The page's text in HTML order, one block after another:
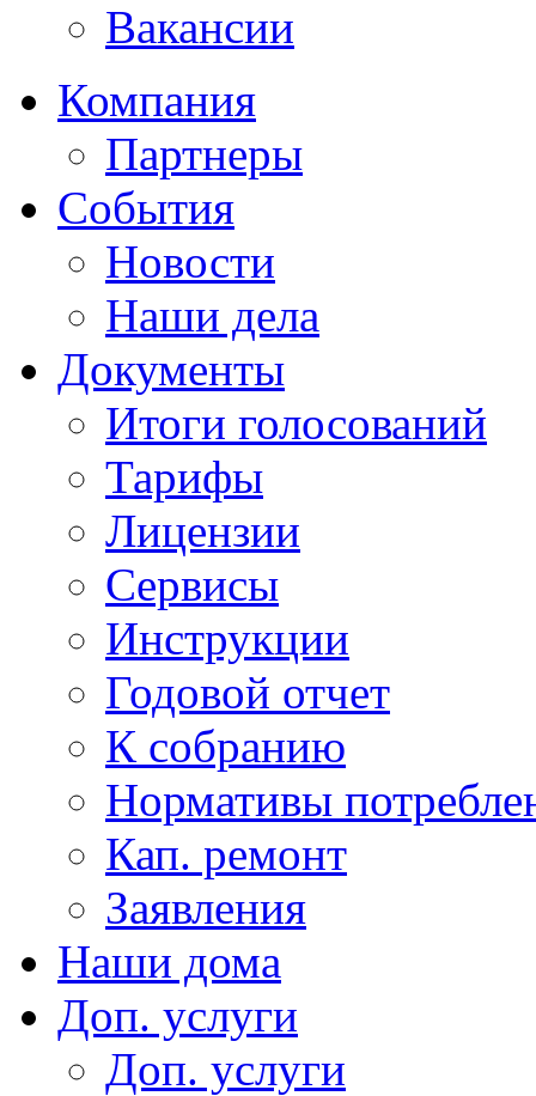
Вакансии
Компания
Партнеры
События
Новости
Наши дела
Документы
Итоги голосований
Тарифы
Лицензии
Сервисы
Инструкции
Годовой отчет
К собранию
Нормативы
Кап. ремонт
Заявления
Наши дома
Доп. услуги
Доп. услуги